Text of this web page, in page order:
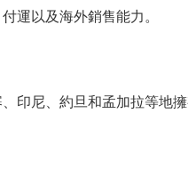
運以及海外銷售能力。
印尼、約旦和孟加拉等地擁